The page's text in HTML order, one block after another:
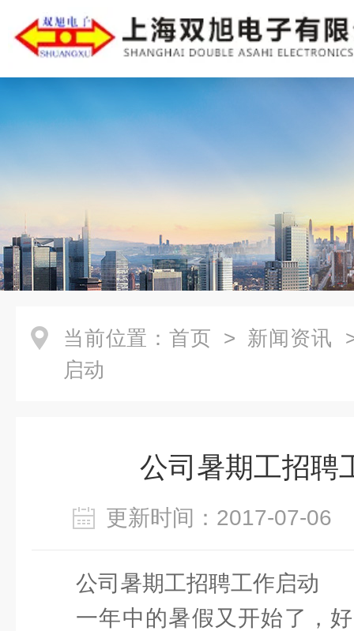
当前位置： 首页 > 新闻资讯
启动
公司暑期工招聘
更新时间：2017-07-
公司暑期工招聘工作启动
一年中的暑假又开始了，